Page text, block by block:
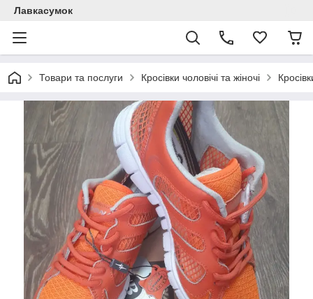
Лавкасумок
Товари та послуги Кросівки чоловічі та жіночі